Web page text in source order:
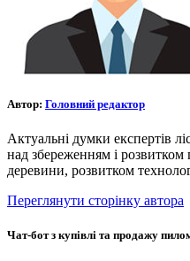
Автор: Головний редактор
Актуальні думки експертів
над збереженням і розвитком
деревини, розвитком
Переглянути сторінку автора
Чат-бот з купівлі та продажу